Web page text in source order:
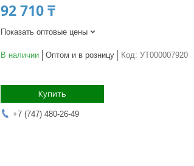
92 710 ₸
Показать оптовые цены
В наличии Оптом и в розницу Код: УТ000007920
Купить
+7 (747) 480-26-49